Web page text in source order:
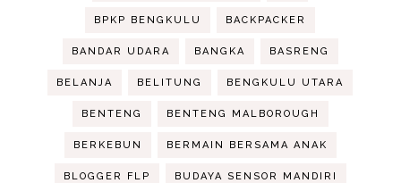
BPKP BENGKULU BACKPACKER
BANDAR UDARA BANGKA BASRENG
BELANJA BELITUNG BENGKULU UTARA
BENTENG BENTENG MALBOROUGH
BERKEBUN BERMAIN BERSAMA ANAK
BLOGGER FLP BUDAYA SENSOR MANDIRI